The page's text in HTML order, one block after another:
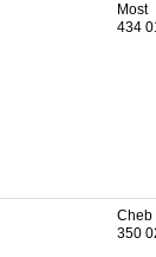
Most
434
Cheb
350